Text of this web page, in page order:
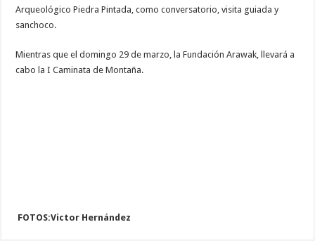
Arqueológico Piedra Pintada, como conversatorio, visita guiada y
sanchoco.
Mientras que el domingo 29 de marzo, la Fundación Arawak, llevará a
cabo la I Caminata de Montaña.
FOTOS:Victor Hernández